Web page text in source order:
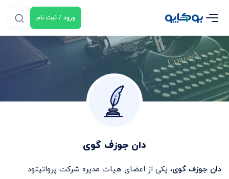
ورود / ثبت نام
دان جوزف گوی
دان جوزف گوی، یکی از اعضای هیات مدیره شرکت پرواتیتود